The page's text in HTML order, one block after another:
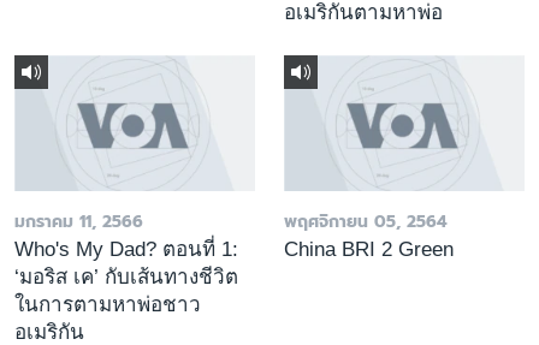
อเมริกันตามหาพ่อ
มกราคม 11, 2566
Who's My Dad? ตอนที่ 1:
‘มอริส เค’ กับเส้นทางชีวิต
ในการตามหาพ่อชาว
อเมริกัน
พฤศจิกายน 05, 2564
China BRI 2 Green